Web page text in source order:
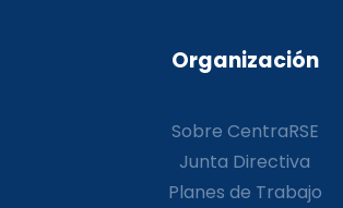
Organización
Sobre CentraRSE
Junta Directiva
Planes de Trabajo